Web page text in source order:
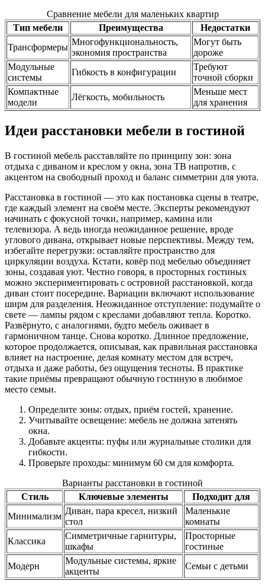
Сравнение мебели для маленьких квартир
Тип мебели
Преимущества
Недостатки
Трансформеры
Многофункциональность,
экономия пространства
Могут быть
дороже
Модульные
системы
Гибкость в конфигурации
Требуют
точной сборки
Компактные
модели
Лёгкость, мобильность
Меньше мест
для хранения
Идеи расстановки мебели в гостиной
В гостиной мебель расставляйте по принципу зон: зона
отдыха с диваном и креслом у окна, зона ТВ напротив, с
акцентом на свободный проход и баланс симметрии для уюта.
Расстановка в гостиной — это как постановка сцены в театре,
где каждый элемент на своём месте. Эксперты рекомендуют
начинать с фокусной точки, например, камина или
телевизора. А ведь иногда неожиданное решение, вроде
углового дивана, открывает новые перспективы. Между тем,
избегайте перегрузки: оставляйте пространство для
циркуляции воздуха. Кстати, ковёр под мебелью объединяет
зоны, создавая уют. Честно говоря, в просторных гостиных
можно экспериментировать с островной расстановкой, когда
диван стоит посередине. Вариации включают использование
ширм для разделения. Неожиданное отступление: подумайте о
свете — лампы рядом с креслами добавляют тепла. Коротко.
Развёрнуто, с аналогиями, будто мебель оживает в
гармоничном танце. Снова коротко. Длинное предложение,
которое продолжается, описывая, как правильная расстановка
влияет на настроение, делая комнату местом для встреч,
отдыха и даже работы, без ощущения тесноты. В практике
такие приёмы превращают обычную гостиную в любимое
место семьи.
Определите зоны: отдых, приём гостей, хранение.
Учитывайте освещение: мебель не должна затенять
окна.
Добавьте акценты: пуфы или журнальные столики для
гибкости.
Проверьте проходы: минимум 60 см для комфорта.
Варианты расстановки в гостиной
Стиль
Ключевые элементы
Подходит для
Минимализм
Диван, пара кресел, низкий
стол
Маленькие
комнаты
Классика
Симметричные гарнитуры,
шкафы
Просторные
гостиные
Модерн
Модульные системы, яркие
акценты
Семьи с детьми